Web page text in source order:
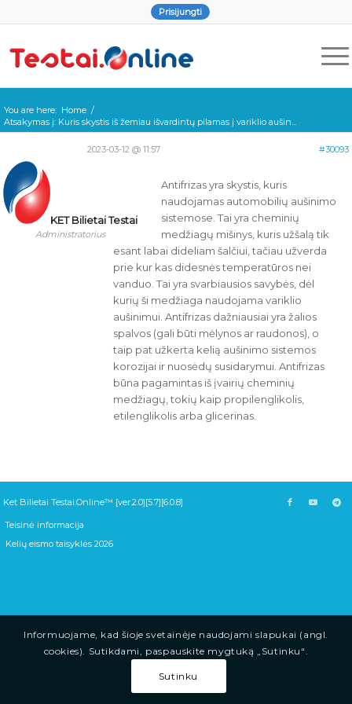
Prisijungti
You are here: Home /
Atsakymas į: Kuris skystis iš žemiau išvardintų pilamas į variklio aušin...
2023-03-12 @ 11:57 #30093
KET Bilietai Testai
Administratorius
Antifrizas yra skystis, kuris
naudojamas automobilių aušinimo
sistemose. Tai yra cheminių
medžiagų mišinys, kuris užšalą tik
esant labai dideliam šalčiui, tačiau užverda
prie kur kas didesnės temperatūros nei
vanduo. Tai yra svarbiausios savybės, dėl
kurių ši medžiaga naudojama variklio
aušinimui. Antifrizas dažniausiai yra žalios
spalvos (gali būti mėlynos ar raudonos), o
taip pat užkerta kelią aušinimo sistemos
korozijai ir nuosėdų susidarymui. Antifrizas
būna pagamintas iš įvairių cheminių
medžiagų, tokių kaip propilenglikolis,
etilenglikolis arba glicerinas.
Ket Bilietai Testai.Online™ [ver.2.0][5.7][6.0.8]
Teisinė informacija
Kelių eismo taisyklės 2026
Informuojame, kad šioje svetainėje naudojami slapukai (angl.
cookies). Sutikdami, paspauskite mygtuką „Sutinku“.
Sutinku